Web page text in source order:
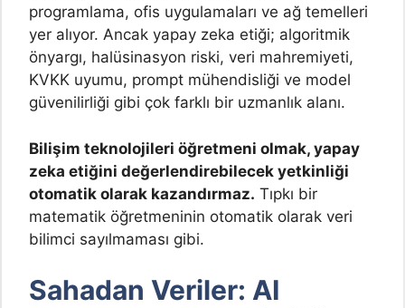
programlama, ofis uygulamaları ve ağ temelleri
yer alıyor. Ancak yapay zeka etiği; algoritmik
önyargı, halüsinasyon riski, veri mahremiyeti,
KVKK uyumu, prompt mühendisliği ve model
güvenilirliği gibi çok farklı bir uzmanlık alanı.
Bilişim teknolojileri öğretmeni olmak, yapay
zeka etiğini değerlendirebilecek yetkinliği
otomatik olarak kazandırmaz. Tıpkı bir
matematik öğretmeninin otomatik olarak veri
bilimci sayılmaması gibi.
Sahadan Veriler: AI